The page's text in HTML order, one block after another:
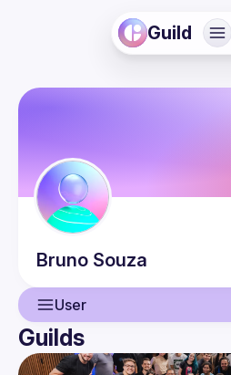
Guild
Bruno Souza
User
User
Guilds